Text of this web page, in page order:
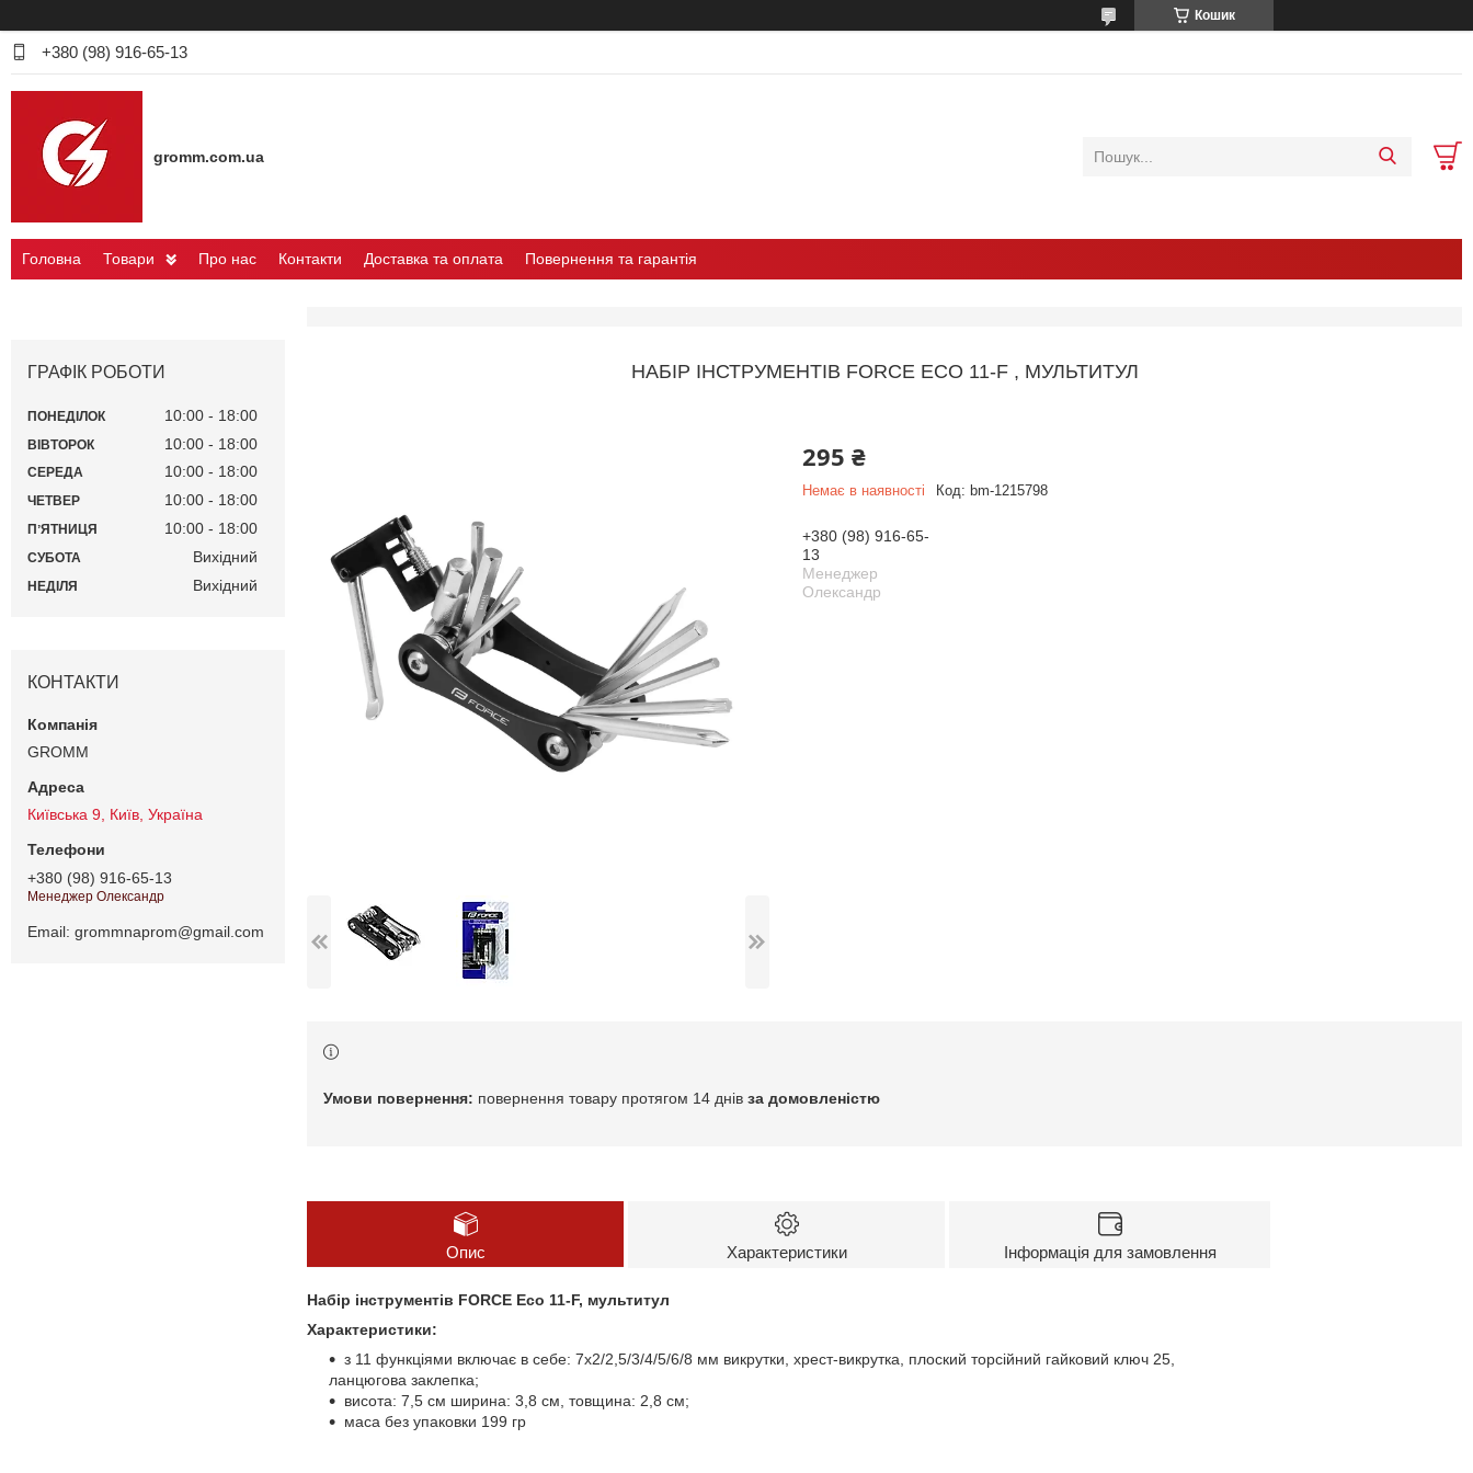
Кошик
+380 (98) 916-65-13
gromm.com.ua
Головна Товари Про нас Контакти Доставка та оплата Повернення та гарантія
НАБІР ІНСТРУМЕНТІВ FORCE ECO 11-F , МУЛЬТИТУЛ
295 ₴
Немає в наявності Код: bm-1215798
+380 (98) 916-65-
13
Менеджер
Олександр
повернення товару протягом 14 днів за домовленістю
Опис Характеристики Інформація для замовлення
Набір інструментів FORCE Eco 11-F, мультитул
Характеристики:
з 11 функціями включає в себе: 7х2/2,5/3/4/5/6/8 мм викрутки, хрест-викрутка, плоский торсійний гайковий ключ 25,
ланцюгова заклепка;
висота: 7,5 см ширина: 3,8 см, товщина: 2,8 см;
маса без упаковки 199 гр
ГРАФІК РОБОТИ
ПОНЕДІЛОК 10:00 18:00
ВІВТОРОК 10:00 18:00
СЕРЕДА 10:00 18:00
ЧЕТВЕР 10:00 18:00
ПʼЯТНИЦЯ 10:00 18:00
СУБОТА Вихідний
НЕДІЛЯ Вихідний
КОНТАКТИ
GROMM
Київська 9, Київ, Україна
+380 (98) 916-65-13
Менеджер Олександр
Email grommnaprom@gmail.com